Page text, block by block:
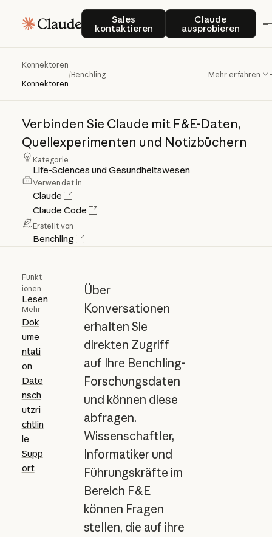
Sales
kontaktieren
Sales kontaktierenClaude
ausprobieren
Claude
Konnektoren
Konnektoren
/Benchling Mehr erfahren
Benchling
Verbinden Sie Claude mit F&E-Daten,
Quellexperimenten und Notizbüchern
Kategorie
Life-Sciences und Gesundheitswesen
Verwendet in
Claude
Claude Code
Erstellt von
Benchling
Funkt
ionen
Lesen
Mehr
Dok
ume
ntati
on
Date
nsch
utzri
chtlin
ie
Supp
ort
Über
Konversationen
erhalten Sie
direkten Zugriff
auf Ihre Benchling-
Forschungsdaten
und können diese
abfragen.
Wissenschaftler,
Informatiker und
Führungskräfte im
Bereich F&E
können Fragen
stellen, die auf ihre